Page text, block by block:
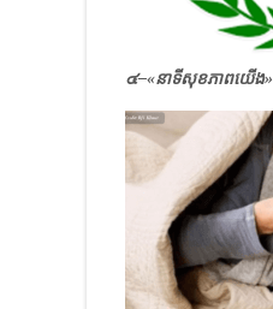
๔–«នាទីសុខភាពយើង»